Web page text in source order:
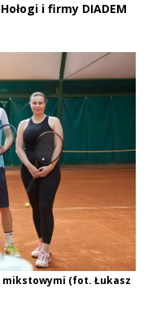
i firmy DIADEM
mikstowymi (fot. Łukasz